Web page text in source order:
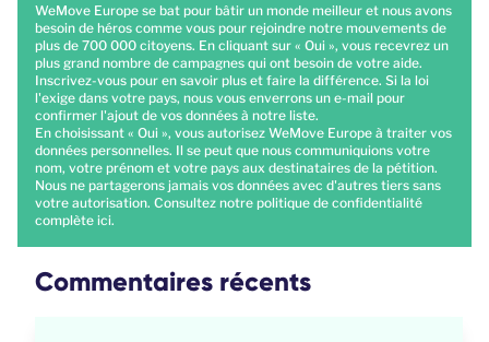
WeMove Europe se bat pour bâtir un monde meilleur et nous avons
besoin de héros comme vous pour rejoindre notre mouvements de
plus de 700 000 citoyens. En cliquant sur « Oui », vous recevrez un
plus grand nombre de campagnes qui ont besoin de votre aide.
Inscrivez-vous pour en savoir plus et faire la différence. Si la loi
l'exige dans votre pays, nous vous enverrons un e-mail pour
confirmer l'ajout de vos données à notre liste.
En choisissant « Oui », vous autorisez WeMove Europe à traiter vos
données personnelles. Il se peut que nous communiquions votre
nom, votre prénom et votre pays aux destinataires de la pétition.
Nous ne partagerons jamais vos données avec d'autres tiers sans
votre autorisation. Consultez notre politique de confidentialité
complète ici.
Commentaires récents